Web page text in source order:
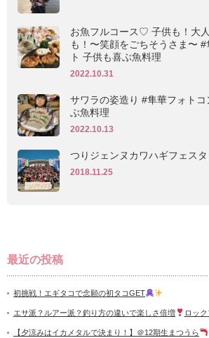
お魚フルコース♡ 子供も！大
も！〜笑顔をごちそうさま〜
ト 子供も喜ぶ魚料理
2022.10.31
サワラの姿造り #隼華フォト
ぶ魚料理
2022.10.13
つりジェンヌカワハギフェス
2018.11.25
最近の投稿
初挑戦！エギタコで念願の初タコGET
エサ派？ルアー派？釣り方の違いで楽しさ倍増 ロッ
【夕涼みはイカメタルで決まり！】＠12期生まつうら